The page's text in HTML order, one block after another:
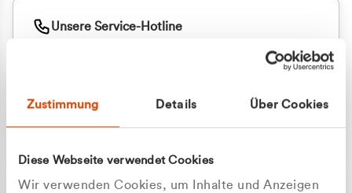
Zustimmung Details Über Cookies
Diese Webseite verwendet Cookies
Wir verwenden Cookies, um Inhalte und Anzeigen
Unsere Service-Hotline
+49 177 8376058